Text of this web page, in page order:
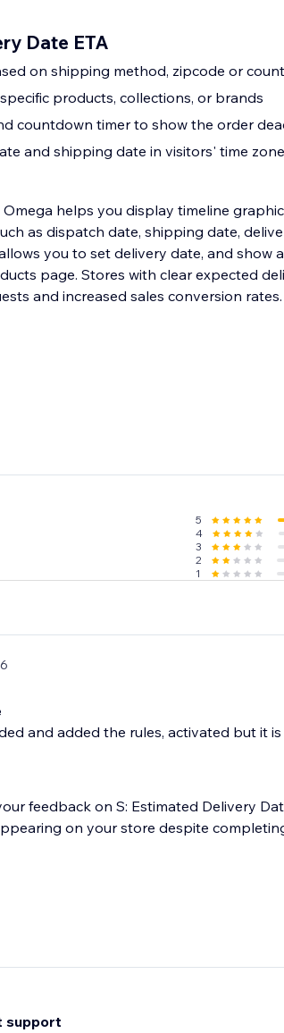
Date ETA
on shipping method, zipcode or
products, collections, or brands
countdown timer to show the order
and shipping date in visitors' time
helps you display timeline
as dispatch date, shipping date,
you to set delivery date, and show
page. Stores with clear expected
and increased sales conversion rates.
5
4
3
2
1
and added the rules, activated but it
feedback on S: Estimated Delivery
on your store despite
support